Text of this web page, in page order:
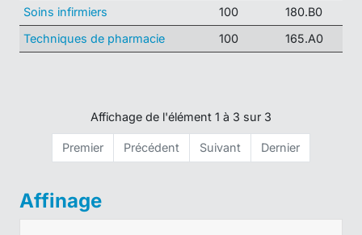
Soins infirmiers
100
180.B0
Techniques de pharmacie
100 165.A0
Affichage de l'élément 1 à 3 sur 3
Premier Précédent Suivant Dernier
Affinage